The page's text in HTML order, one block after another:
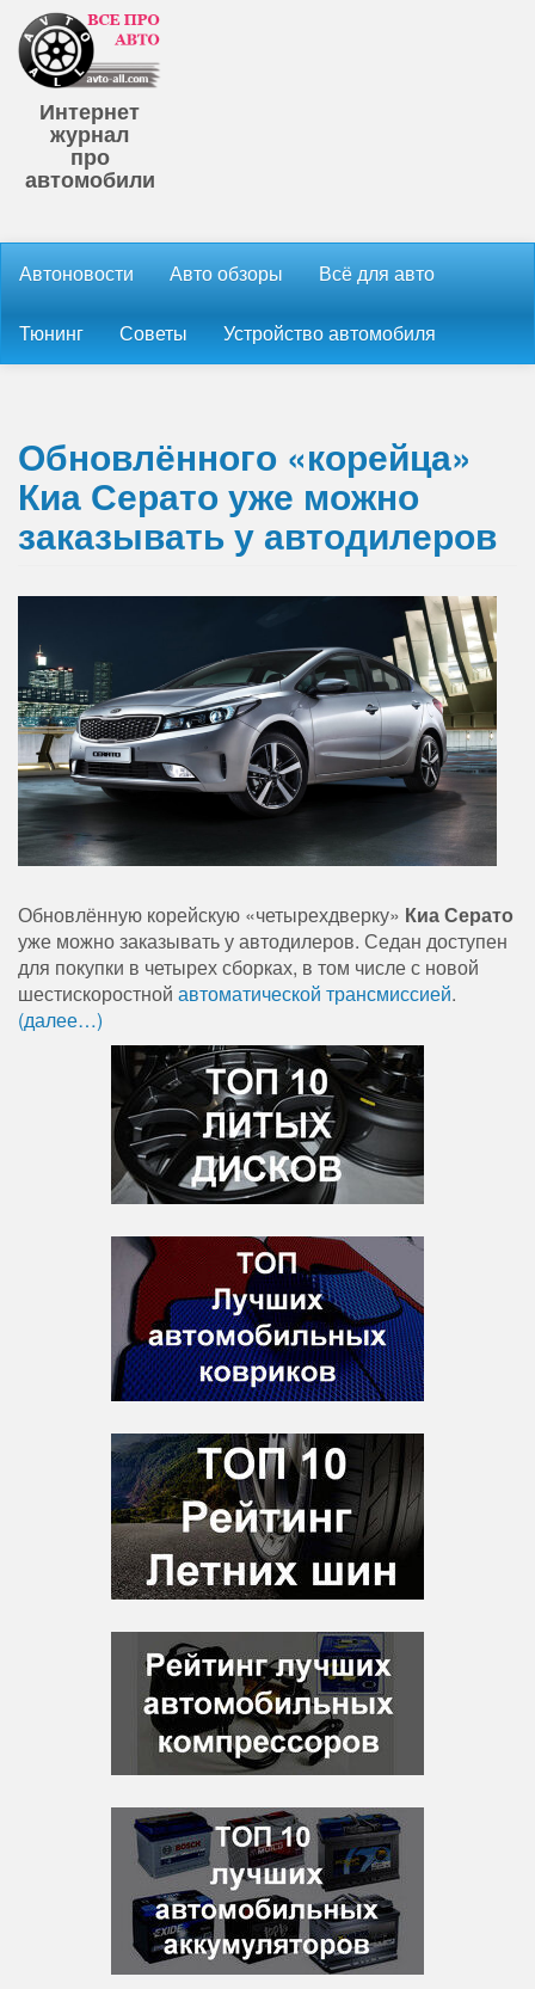
Интернет
журнал
про
автомобили
Автоновости Авто обзоры Всё для авто
Тюнинг Советы Устройство автомобиля
Обновлённого «корейца»
Киа Серато уже можно
заказывать у автодилеров
Обновлённую корейскую «четырехдверку» Киа Серато
уже можно заказывать у автодилеров. Седан доступен
для покупки в четырех сборках, в том числе с новой
шестискоростной автоматической трансмиссией.
(далее…)